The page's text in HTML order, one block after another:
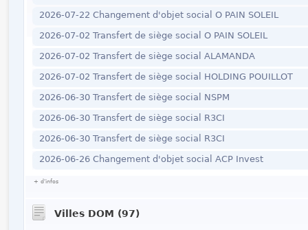
2026-07-22 Changement d'objet social O PAIN SOLEIL
2026-07-02 Transfert de siège social O PAIN SOLEIL
2026-07-02 Transfert de siège social ALAMANDA
2026-07-02 Transfert de siège social HOLDING POUILLOT
2026-06-30 Transfert de siège social NSPM
2026-06-30 Transfert de siège social R3CI
2026-06-30 Transfert de siège social R3CI
2026-06-26 Changement d'objet social ACP Invest
+ d'infos
Villes DOM (97)